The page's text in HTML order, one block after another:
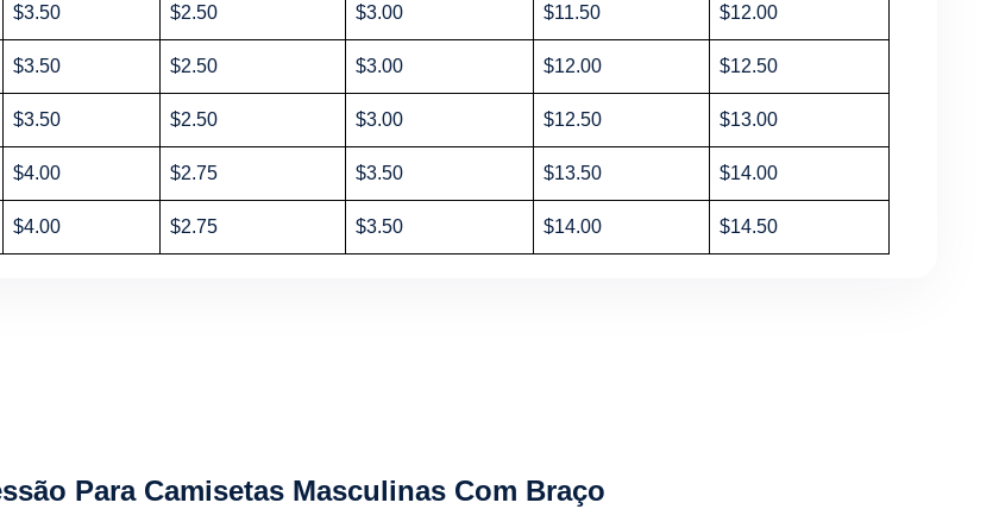
$3.50 $2.50 $3.00 $11.50 $12.00
$3.50 $2.50 $3.00 $12.00 $12.50
$3.50 $2.50 $3.00 $12.50 $13.00
$4.00 $2.75 $3.50 $13.50 $14.00
$4.00 $2.75 $3.50 $14.00 $14.50
Para Camisetas Masculinas Com Braço